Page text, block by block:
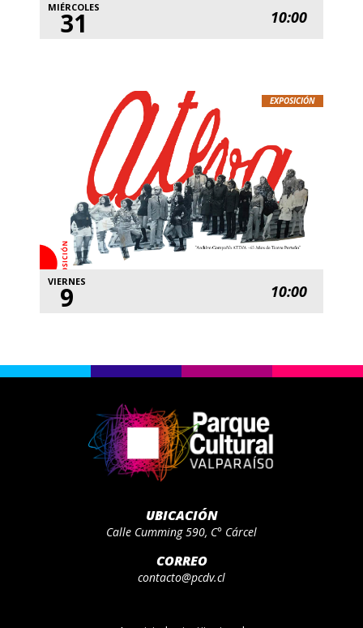
MIÉRCOLES
31 10:00
EXPOSICIÓN
VIERNES
9 10:00
UBICACIÓN
Calle Cumming 590, C° Cárcel
CORREO
contacto@pcdv.cl